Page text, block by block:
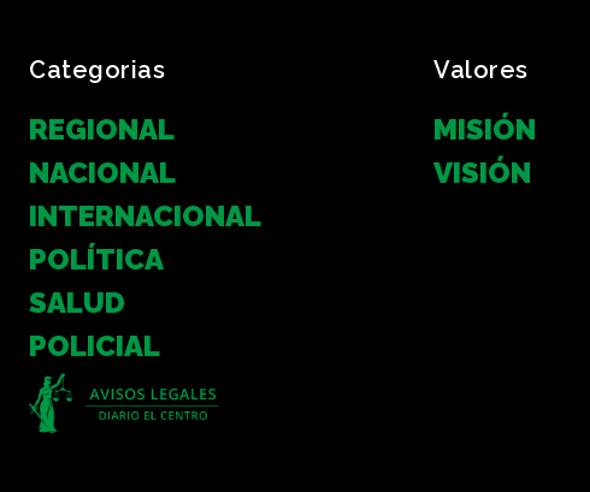
Categorias
REGIONAL
NACIONAL
INTERNACIONAL
POLÍTICA
SALUD
POLICIAL
Valores
MISIÓN
VISIÓN